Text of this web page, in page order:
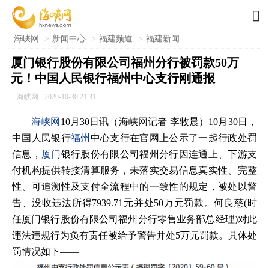

海峡网 > 新闻中心 > 福建频道 > 福建新闻
厦门银行股份有限公司福州分行被罚款50万
元！中国人民银行福州中心支行刚通报
海峡网 2020-10-30 21:31
海峡网 10月30日讯（海峡网记者 李牧晨）10月30日，
中国人民银行福州 中心支行在官网上公示了一起行政处罚
信息， 厦门银行股份有限公司福州分行因连通上、下游支
付机构提供转接清算服务，未落实交易信息真实性、完整
性、可追溯性及支付全流程中的一致性的规定，被处以警
告、没收违法所得7939.71元并处50万元罚款。何良慈(时
任厦门银行股份有限公司福州分行零售业务部总经理)对此
违法违规行为负有责任被给予警告并处5万元罚款。具体处
罚情况如下——